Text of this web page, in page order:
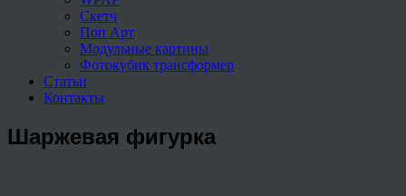
Скетч
Поп Арт
Модульные картины
Фотокубик трансформер
Статьи
Контакты
Шаржевая фигурка